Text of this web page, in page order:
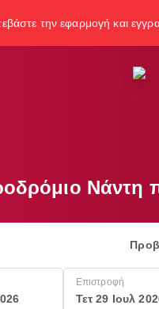
την εφαρμογή και
Νάντη
Επιστροφή
Τετ 29 Ιουλ